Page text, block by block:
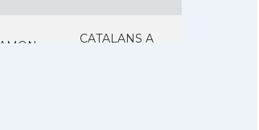
CATALANS A